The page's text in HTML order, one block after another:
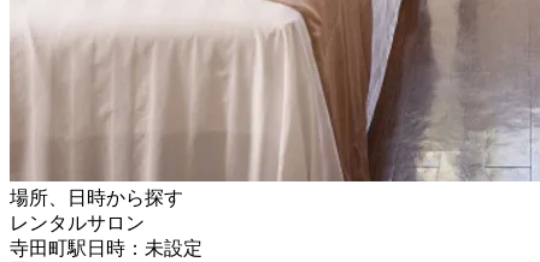
場所、日時から探す
レンタルサロン
寺田町駅日時：未設定